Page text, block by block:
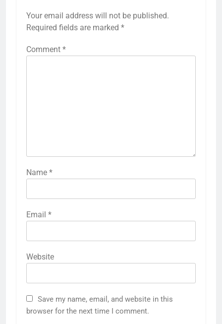
Your email address will not be published.
Required fields are marked *
Comment *
Name *
Email *
Website
Save my name, email, and website in this
browser for the next time I comment.